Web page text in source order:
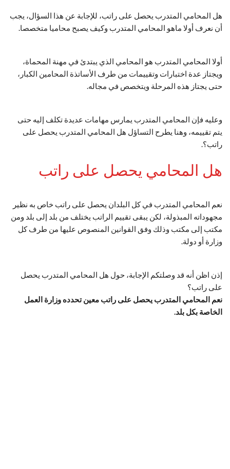
هل المحامي المتدرب يحصل على راتب، للإجابة عن هذا السؤال، يجب
أن نعرف أولا ماهو المحامي المتدرب وكيف يصبح محاميا متخصصا.
أولا المحامي المتدرب هو المحامي الذي يبتدئ في مهنة المحماة،
ويجتاز عدة اختبارات وتقييمات من طرف الأساتذة المحامين الكبار،
حتى يجتاز هذه المرحلة ويتخصص في مجاله.
وعليه فإن المحامي المتدرب يمارس مهامات عديدة تكلف إليه حتى
يتم تقييمه، وهنا يطرح التساؤل هل المحامي المتدرب يحصل على
راتب؟.
هل المحامي يحصل على راتب
نعم المحامي المتدرب في كل البلدان يحصل على راتب خاص به نظير
مجهوداته المبذولة، لكن يبقى تقييم الراتب يختلف من بلد إلى بلد ومن
مكتب إلى مكتب وذلك وفق القوانين المنصوص عليها من طرف كل
وزارة أو دولة.
إذن اظن أنه قد وصلتكم الإجابة، حول هل المحامي المتدرب يحصل
على راتب؟
نعم المحامي المتدرب يحصل على راتب معين تحدده وزارة العمل
الخاصة بكل بلد.